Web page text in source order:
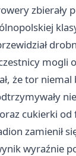
zbierały
mogli
że tor
cukierki
zamienił
wyraźnie